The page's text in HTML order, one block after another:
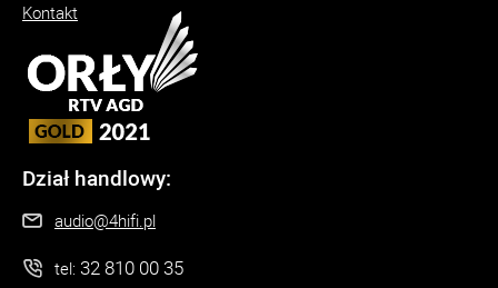
Kontakt
Dział handlowy:
audio@4hifi.pl
tel: 32 810 00 35